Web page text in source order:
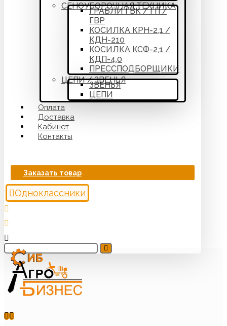
СЕНОУБОРОЧНАЯ ТЕХНИКА
ГРАБЛИ ГВК / ГП /
ГВР
КОСИЛКА КРН-2,1 /
КДН-210
КОСИЛКА КСФ-2,1 /
КДП-4,0
ПРЕССПОДБОРЩИКИ
ЦЕПИ / ЗВЕНЬЯ
ЗВЕНЬЯ
ЦЕПИ
Оплата
Доставка
Кабинет
Контакты
Заказать товар
Одноклассники